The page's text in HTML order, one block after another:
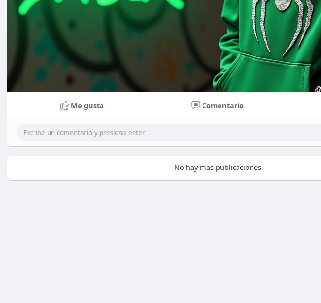
Me gusta Comentario
No hay mas publicaciones